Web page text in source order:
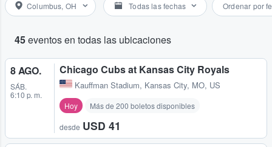
Columbus, OH Todas las fechas Ordenar por
45eventos en todas las ubicaciones
8 AGO.
SÁB.
6:10 p. m.
Chicago Cubs at Kansas City Royals
Kauffman Stadium, Kansas City, MO, US
Hoy Más de 200 boletos disponibles
desde USD 41